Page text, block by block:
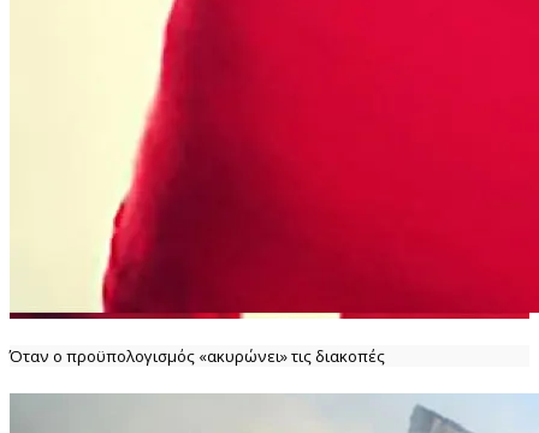
Όταν ο προϋπολογισμός «ακυρώνει» τις διακοπές